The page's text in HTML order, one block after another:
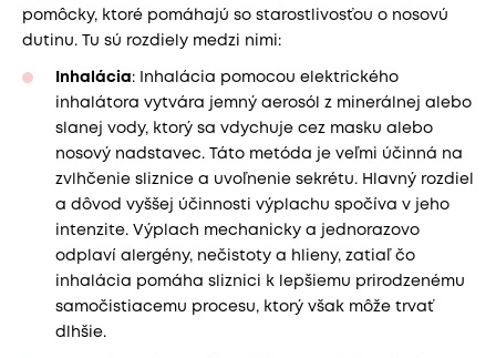
pomôcky, ktoré pomáhajú so starostlivosťou o nosovú
dutinu. Tu sú rozdiely medzi nimi:
Inhalácia: Inhalácia pomocou elektrického
inhalátora vytvára jemný aerosól z minerálnej alebo
slanej vody, ktorý sa vdychuje cez masku alebo
nosový nadstavec. Táto metóda je veľmi účinná na
zvlhčenie sliznice a uvoľnenie sekrétu. Hlavný rozdiel
a dôvod vyššej účinnosti výplachu spočíva v jeho
intenzite. Výplach mechanicky a jednorazovo
odplaví alergény, nečistoty a hlieny, zatiaľ čo
inhalácia pomáha sliznici k lepšiemu prirodzenému
samočistiacemu procesu, ktorý však môže trvať
dlhšie.